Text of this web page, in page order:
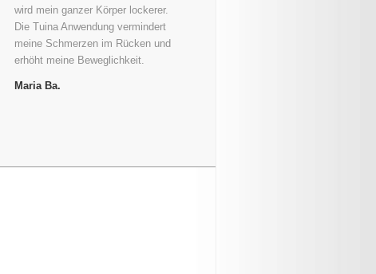
wird mein ganzer Körper lockerer.
Die Tuina Anwendung vermindert
meine Schmerzen im Rücken und
erhöht meine Beweglichkeit.
Maria Ba.